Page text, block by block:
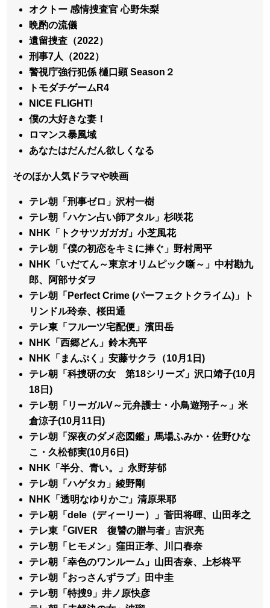
オクトー 感情捜査官 心野朱梨
晩酌の流儀
遺留捜査（2022）
刑事7人（2022）
警視庁強行犯係 樋口顕 Season２
トモダチゲームR4
NICE FLIGHT!
僕の大好きな妻！
ロマンス暴風域
あなたはだんだん欲しくなる
そのほか人気ドラマや映画
テレ朝「刑事ゼロ」沢村一樹
テレ朝「ハケン占い師アタル」杉咲花
NHK「トクサツガガガ」小芝風花
テレ朝「僕の初恋をキミに捧ぐ」野村周平
NHK「いだてん～東京オリムピック噺～」中村勘九
郎、阿部サダヲ
テレ朝「Perfect Crime (パーフェクトクライム)」ト
リンドル玲奈、桜田通
テレ東「フルーツ宅配便」濱田岳
NHK「西郷どん」鈴木亮平
NHK「まんぷく」安藤サクラ（10月1日)
テレ朝「科捜研の女 第18シリーズ」沢口靖子(10月
18日)
テレ朝「リーガルV～元弁護士・小鳥遊翔子～」米
倉涼子(10月11日)
テレ朝「深夜のダメ恋図鑑」馬場ふみか・佐野ひな
こ・久松郁実(10月6日)
NHK「半分、青い。」永野芽郁
テレ朝「ハゲタカ」綾野剛
NHK「透明なゆりかご」清原果耶
テレ朝「dele（ディーリー）」菅田将暉、山田孝之
テレ東「GIVER 復讐の贈与者」吉沢亮
テレ朝「ヒモメン」窪田正孝、川口春奈
テレ朝「幸色のワンルーム」山田杏奈、上杉柊平
テレ朝「おっさんずラブ」田中圭
テレ朝「特捜9」井ノ原快彦